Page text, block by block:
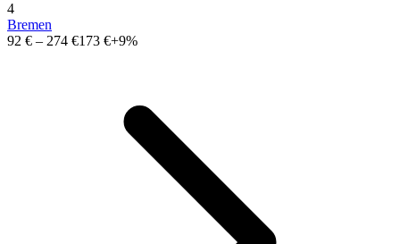
4
Bremen
92 € – 274 €173 €+9%